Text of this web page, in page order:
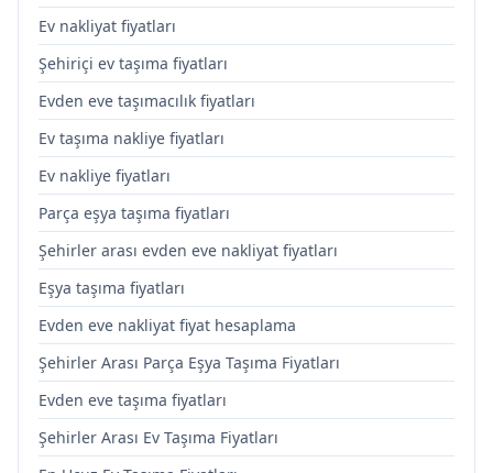
Ev nakliyat fiyatları
Şehiriçi ev taşıma fiyatları
Evden eve taşımacılık fiyatları
Ev taşıma nakliye fiyatları
Ev nakliye fiyatları
Parça eşya taşıma fiyatları
Şehirler arası evden eve nakliyat fiyatları
Eşya taşıma fiyatları
Evden eve nakliyat fiyat hesaplama
Şehirler Arası Parça Eşya Taşıma Fiyatları
Evden eve taşıma fiyatları
Şehirler Arası Ev Taşıma Fiyatları